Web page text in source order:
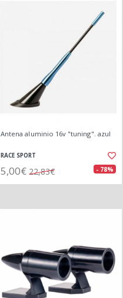
Antena aluminio 16v "tuning". azul
RACE SPORT
5,00€ 22,83€ - 78%